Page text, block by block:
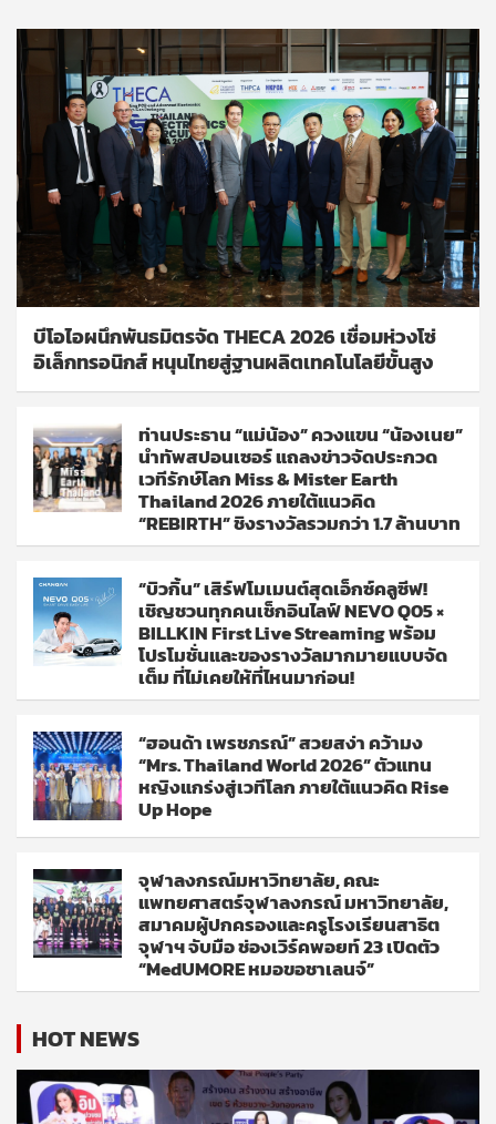
บีโอไอผนึกพันธมิตรจัด THECA 2026 เชื่อมห่วงโซ่
อิเล็กทรอนิกส์ หนุนไทยสู่ฐานผลิตเทคโนโลยีขั้นสูง
ท่านประธาน “แม่น้อง” ควงแขน “น้องเนย”
นำทัพสปอนเซอร์ แถลงข่าวจัดประกวด
เวทีรักษ์โลก Miss & Mister Earth
Thailand 2026 ภายใต้แนวคิด
“REBIRTH” ชิงรางวัลรวมกว่า 1.7 ล้านบาท
“บิวกิ้น” เสิร์ฟโมเมนต์สุดเอ็กซ์คลูซีฟ!
เชิญชวนทุกคนเช็กอินไลฟ์ NEVO Q05 ×
BILLKIN First Live Streaming พร้อม
โปรโมชั่นและของรางวัลมากมายแบบจัด
เต็ม ที่ไม่เคยให้ที่ไหนมาก่อน!
“ฮอนด้า เพรชภรณ์” สวยสง่า คว้ามง
“Mrs. Thailand World 2026” ตัวแทน
หญิงแกร่งสู่เวทีโลก ภายใต้แนวคิด Rise
Up Hope
จุฬาลงกรณ์มหาวิทยาลัย, คณะ
แพทยศาสตร์จุฬาลงกรณ์ มหาวิทยาลัย,
สมาคมผู้ปกครองและครูโรงเรียนสาธิต
จุฬาฯ จับมือ ช่องเวิร์คพอยท์ 23 เปิดตัว
“MedUMORE หมอขอชาเลนจ์”
HOT NEWS